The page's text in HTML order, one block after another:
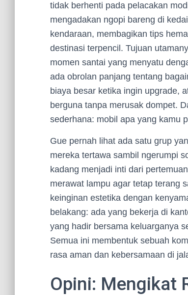
tidak berhenti pada pelacakan
mengadakan ngopi bareng di
kendaraan, membagikan tips
destinasi terpencil. Tujuan
momen santai yang menyatu
ada obrolan panjang tentang
biaya besar ketika ingin upgrade,
berguna tanpa merusak dompet.
sederhana: mobil apa yang kamu
Gue pernah lihat ada satu grup
mereka tertawa sambil ngerumpi
kadang menjadi inti dari
merawat lampu agar tetap terang
keinginan estetika dengan
belakang: ada yang bekerja di
yang hadir bersama keluarganya
Semua ini membentuk sebuah
rasa aman dan kebersamaan di
Opini: Mengikat